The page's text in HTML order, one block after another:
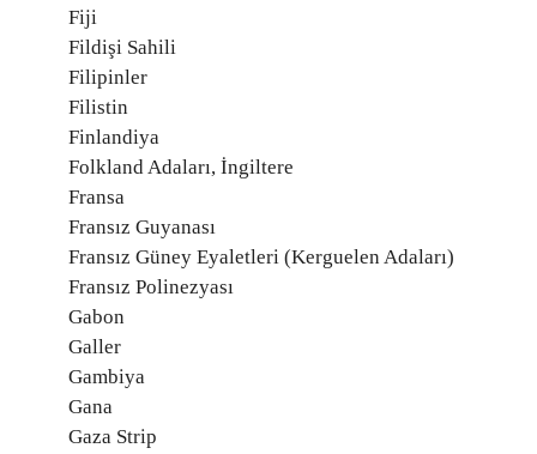
Fiji
Fildişi Sahili
Filipinler
Filistin
Finlandiya
Folkland Adaları, İngiltere
Fransa
Fransız Guyanası
Fransız Güney Eyaletleri (Kerguelen Adaları)
Fransız Polinezyası
Gabon
Galler
Gambiya
Gana
Gaza Strip